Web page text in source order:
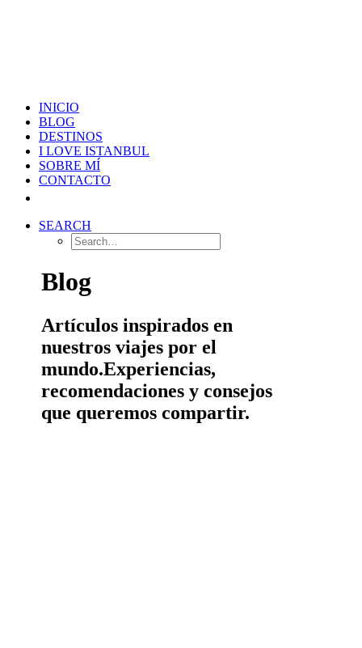
INICIO
BLOG
DESTINOS
I LOVE ISTANBUL
SOBRE MÍ
CONTACTO
SEARCH
Blog
Artículos inspirados en
nuestros viajes por el
mundo.Experiencias,
recomendaciones y consejos
que queremos compartir.